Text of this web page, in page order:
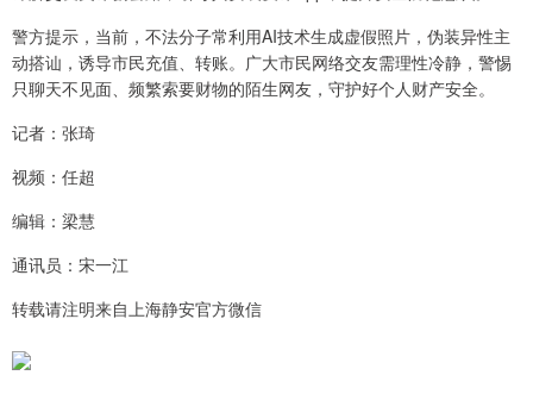
警方提示，当前，不法分子常利用AI技术生成虚假照片，伪装异性主
动搭讪，诱导市民充值、转账。广大市民网络交友需理性冷静，警惕
只聊天不见面、频繁索要财物的陌生网友，守护好个人财产安全。
记者：张琦
视频：任超
编辑：梁慧
通讯员：宋一江
转载请注明来自上海静安官方微信